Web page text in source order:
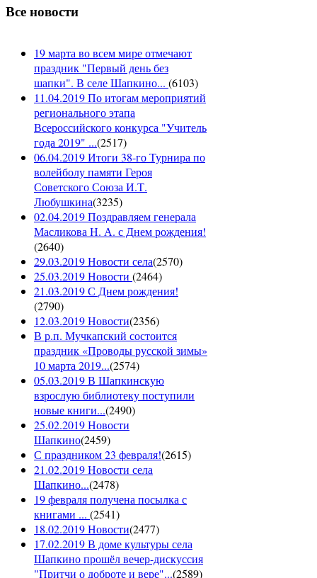
Все новости
19 марта во всем мире отмечают
праздник "Первый день без
шапки". В селе Шапкино... (6103)
11.04.2019 По итогам мероприятий
регионального этапа
Всероссийского конкурса "Учитель
года 2019" ...(2517)
06.04.2019 Итоги 38-го Турнира по
волейболу памяти Героя
Советского Союза И.Т.
Любушкина(3235)
02.04.2019 Поздравляем генерала
Масликова Н. А. с Днем рождения!
(2640)
29.03.2019 Новости села(2570)
25.03.2019 Новости (2464)
21.03.2019 С Днем рождения!
(2790)
12.03.2019 Новости(2356)
В р.п. Мучкапский состоится
праздник «Проводы русской зимы»
10 марта 2019...(2574)
05.03.2019 В Шапкинскую
взрослую библиотеку поступили
новые книги...(2490)
25.02.2019 Новости
Шапкино(2459)
С праздником 23 февраля!(2615)
21.02.2019 Новости села
Шапкино...(2478)
19 февраля получена посылка с
книгами ... (2541)
18.02.2019 Новости(2477)
17.02.2019 В доме культуры села
Шапкино прошёл вечер-дискуссия
"Притчи о доброте и вере"...(2589)